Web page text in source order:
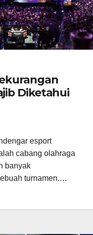
Diketahui
esport
cabang olahraga
banyak
turnamen.…